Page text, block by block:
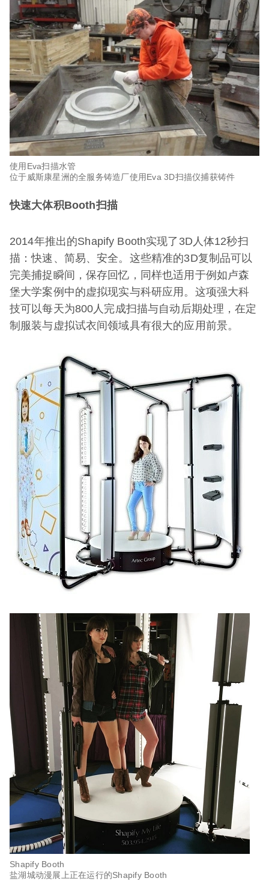
使用Eva扫描水管
位于威斯康星洲的全服务铸造厂使用Eva 3D扫描仪捕获铸件
快速大体积Booth扫描
2014年推出的Shapify Booth实现了3D人体12秒扫
描：快速、简易、安全。这些精准的3D复制品可以
完美捕捉瞬间，保存回忆，同样也适用于例如卢森
堡大学案例中的虚拟现实与科研应用。这项强大科
技可以每天为800人完成扫描与自动后期处理，在定
制服装与虚拟试衣间领域具有很大的应用前景。
Shapify Booth
盐湖城动漫展上正在运行的Shapify Booth